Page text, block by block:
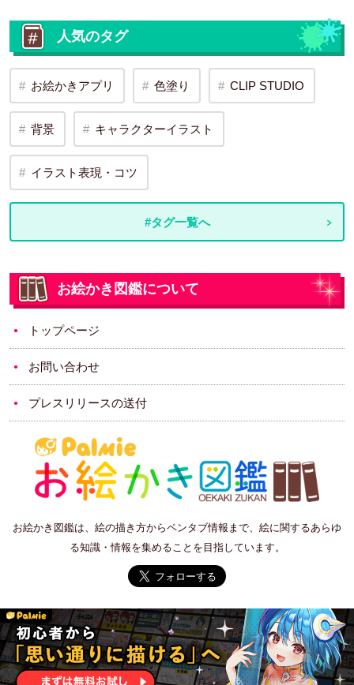
人気のタグ
お絵かきアプリ 色塗り CLIP STUDIO
背景 キャラクターイラスト
イラスト表現・コツ
#タグ一覧へ
お絵かき図鑑について
トップページ
お問い合わせ
プレスリリースの送付
お絵かき図鑑は、絵の描き方からペンタブ情報まで、絵に関するあらゆ
る知識・情報を集めることを目指しています。